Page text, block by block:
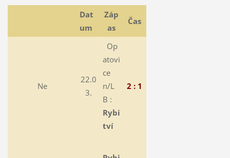
Dat
um
Záp
as
Čas
Ne
22.0
3.
Op
atovi
ce
n/L
B :
Rybi
tví
2 : 1